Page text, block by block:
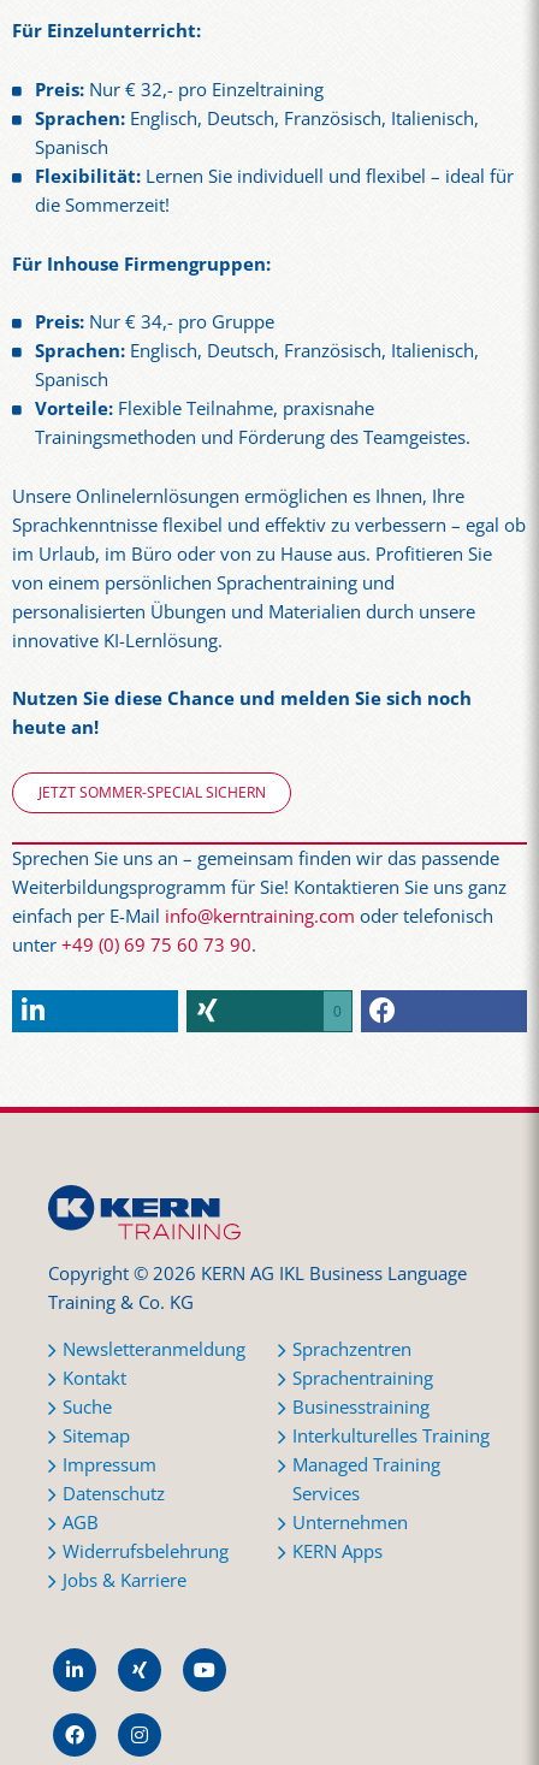
Für Einzelunterricht:
Preis: Nur € 32,- pro Einzeltraining
Sprachen: Englisch, Deutsch, Französisch, Italienisch,
Spanisch
Flexibilität: Lernen Sie individuell und flexibel – ideal für
die Sommerzeit!
Für Inhouse Firmengruppen:
Preis: Nur € 34,- pro Gruppe
Sprachen: Englisch, Deutsch, Französisch, Italienisch,
Spanisch
Vorteile: Flexible Teilnahme, praxisnahe
Trainingsmethoden und Förderung des Teamgeistes.
Unsere Onlinelernlösungen ermöglichen es Ihnen, Ihre
Sprachkenntnisse flexibel und effektiv zu verbessern – egal ob
im Urlaub, im Büro oder von zu Hause aus. Profitieren Sie
von einem persönlichen Sprachentraining und
personalisierten Übungen und Materialien durch unsere
innovative KI-Lernlösung.
Nutzen Sie diese Chance und melden Sie sich noch
heute an!
JETZT SOMMER-SPECIAL SICHERN
­­­­­Sprechen Sie uns an – gemeinsam finden wir das passende
Weiterbildungsprogramm für Sie! Kontaktieren Sie uns ganz
einfach per E-Mail info@kerntraining.com oder telefonisch
unter+49 (0) 69 75 60 73 90.
0
Copyright © 2026 KERN AG IKL Business Language
Training & Co. KG
Newsletteranmeldung
Kontakt
Suche
Sitemap
Impressum
Datenschutz
AGB
Widerrufsbelehrung
Jobs & Karriere
Sprachzentren
Sprachentraining
Businesstraining
Interkulturelles Training
Managed Training
Services
Unternehmen
KERN Apps